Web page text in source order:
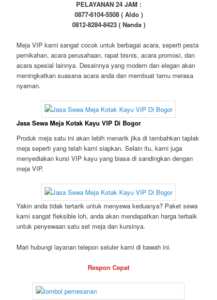
PELAYANAN 24 JAM :
0877-6104-5508 ( Aldo )
0812-8284-8423 ( Nanda )
Meja VIP kami sangat cocok untuk berbagai acara, seperti pesta
pernikahan, acara perusahaan, rapat bisnis, acara promosi, dan
acara spesial lainnya. Desainnya yang modern dan elegan akan
meningkatkan suasana acara anda dan membuat tamu merasa
nyaman.
Jasa Sewa Meja Kotak Kayu VIP Di Bogor
Produk meja satu ini akan lebih menarik jika di tambahkan taplak
meja seperti yang telah kami siapkan. Selain itu, kami juga
menyediakan kursi VIP kayu yang biasa di sandingkan dengan
meja VIP.
Yakin anda tidak tertarik untuk menyewa keduanya? Paket sewa
kami sangat fleksible loh, anda akan mendapatkan harga terbaik
untuk penyewaan satu set meja dan kursinya.
Mari hubungi layanan telepon seluler kami di bawah ini.
Respon Cepat